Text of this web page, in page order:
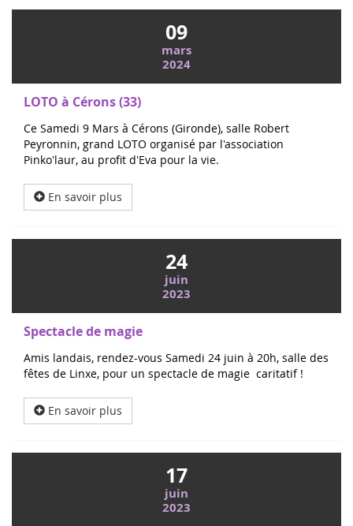
09
mars
2024
LOTO à Cérons (33)
Ce Samedi 9 Mars à Cérons (Gironde), salle Robert
Peyronnin, grand LOTO organisé par l'association
Pinko'laur, au profit d'Eva pour la vie.
En savoir plus
24
juin
2023
Spectacle de magie
Amis landais, rendez-vous Samedi 24 juin à 20h, salle des
fêtes de Linxe, pour un spectacle de magie caritatif !
En savoir plus
17
juin
2023